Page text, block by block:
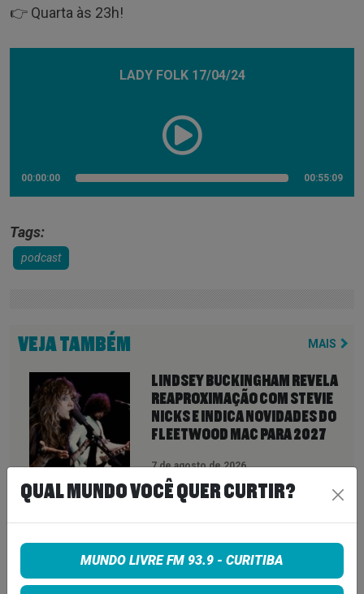
👉 Quarta às 23h!
LADY FOLK 17/04/24
00:00:00 00:55:09
Tags:
podcast
VEJA TAMBÉM MAIS
LINDSEY BUCKINGHAM REVELA
REAPROXIMAÇÃO COM STEVIE
NICKS E INDICA NOVIDADES DO
FLEETWOOD MAC PARA 2027
7 de agosto de 2026
NEIL YOUNG ANUNCIA ÁLBUM
‘SECOND SONG’ E LANÇA FAIXA
DE 11 MINUTOS QUE ANTECIPA
NOVA FASE COM OS CHROME
HEARTS
7 de agosto de 2026
QUAL MUNDO VOCÊ QUER CURTIR?
MUNDO LIVRE FM 93.9 - CURITIBA